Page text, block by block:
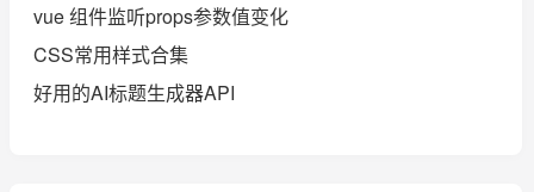
vue 组件监听props参数值变化
CSS常用样式合集
好用的AI标题生成器API